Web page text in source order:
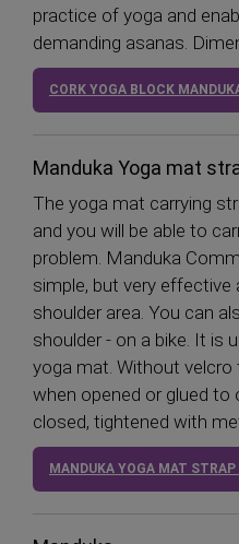
practice of yoga and
demanding asanas.
CORK YOGA BLOCK
Manduka Yoga mat
The yoga mat carrying
and you will be able to
problem. Manduka
simple, but very effective
shoulder area. You can
shoulder - on a bike. It is
yoga mat. Without
when opened or glued to
closed, tightened with
MANDUKA YOGA MAT